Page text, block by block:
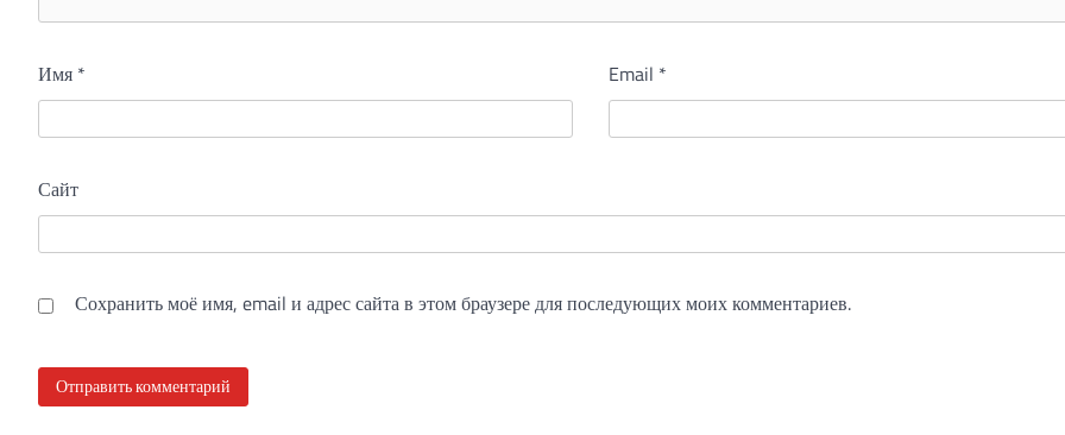
Имя * Email *
Сайт
Сохранить моё имя, email и адрес сайта в этом браузере для последующих моих комментариев.